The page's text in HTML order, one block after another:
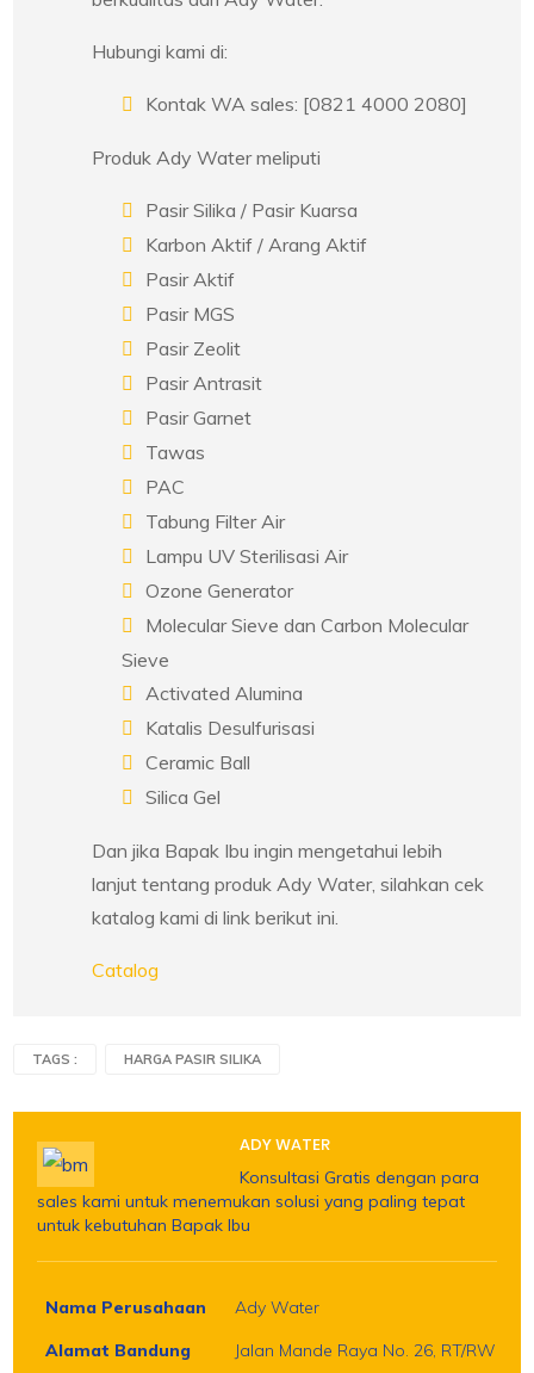
Hubungi kami di:
Kontak WA sales: [0821 4000 2080]
Produk Ady Water meliputi
Pasir Silika / Pasir Kuarsa
Karbon Aktif / Arang Aktif
Pasir Aktif
Pasir MGS
Pasir Zeolit
Pasir Antrasit
Pasir Garnet
Tawas
PAC
Tabung Filter Air
Lampu UV Sterilisasi Air
Ozone Generator
Molecular Sieve dan Carbon Molecular
Sieve
Activated Alumina
Katalis Desulfurisasi
Ceramic Ball
Silica Gel
Dan jika Bapak Ibu ingin mengetahui lebih
lanjut tentang produk Ady Water, silahkan cek
katalog kami di link berikut ini.
Catalog
TAGS : HARGA PASIR SILIKA
ADY WATER
Konsultasi Gratis dengan para
sales kami untuk menemukan solusi yang paling tepat
untuk kebutuhan Bapak Ibu
Nama Perusahaan
Ady Water
Alamat Bandung
Jalan Mande Raya No. 26, RT/RW